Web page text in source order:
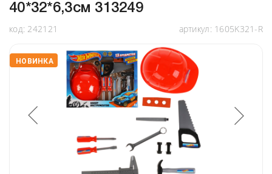
40*32*6,3см 313249
код: 242121 артикул: 1605K321-R
НОВИНКА